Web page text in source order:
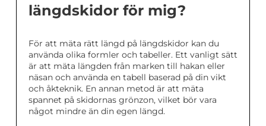
längdskidor för mig?
För att mäta rätt längd på längdskidor kan du
använda olika formler och tabeller. Ett vanligt sätt
är att mäta längden från marken till hakan eller
näsan och använda en tabell baserad på din vikt
och åkteknik. En annan metod är att mäta
spannet på skidornas grönzon, vilket bör vara
något mindre än din egen längd.